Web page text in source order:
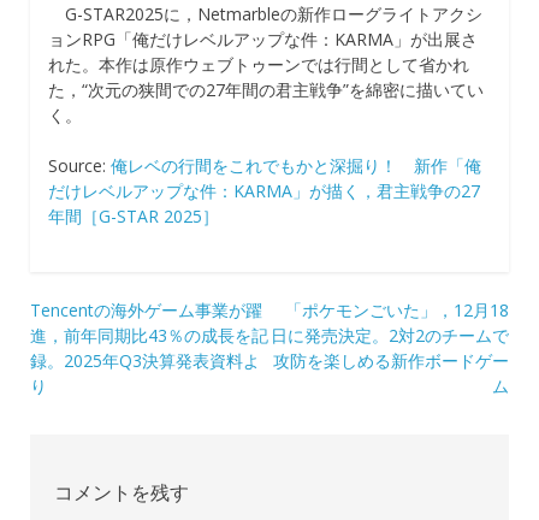
G-STAR2025に，Netmarbleの新作ローグライトアクシ
ョンRPG「俺だけレベルアップな件：KARMA」が出展さ
れた。本作は原作ウェブトゥーンでは行間として省かれ
た，“次元の狭間での27年間の君主戦争”を綿密に描いてい
く。
Source: 俺レベの行間をこれでもかと深掘り！ 新作「俺
だけレベルアップな件：KARMA」が描く，君主戦争の27
年間［G-STAR 2025］
投
稿
ナ
Tencentの海外ゲーム事業が躍
進，前年同期比43％の成長を記
録。2025年Q3決算発表資料よ
り
「ポケモンごいた」，12月18
日に発売決定。2対2のチームで
攻防を楽しめる新作ボードゲー
ム
コメントを残す